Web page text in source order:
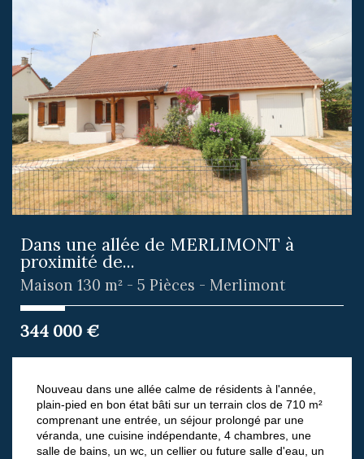
Dans une allée de MERLIMONT à
proximité de...
Maison 130 m² - 5 Pièces - Merlimont
344 000 €
Nouveau dans une allée calme de résidents à l'année,
plain-pied en bon état bâti sur un terrain clos de 710 m²
comprenant une entrée, un séjour prolongé par une
véranda, une cuisine indépendante, 4 chambres, une
salle de bains, un wc, un cellier ou future salle d'eau, un